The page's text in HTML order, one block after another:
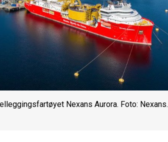
Nexans Aurora. Foto: Nexans.